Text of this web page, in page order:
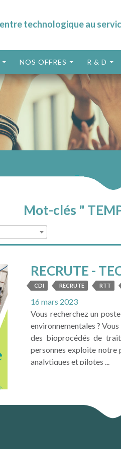
technologique au
NOS OFFRES R & D
Mot-clés "
RECRUTE -
CDI RECRUTE RTT
16 mars 2023
Vous recherchez un
environnementales ?
des bioprocédés de
personnes exploite notre
analytiques et pilotes ...